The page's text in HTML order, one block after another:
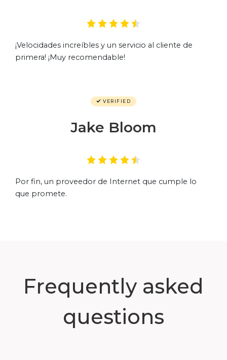
¡Velocidades increíbles y un servicio al cliente de
primera! ¡Muy recomendable!
VERIFIED
Jake Bloom
Por fin, un proveedor de Internet que cumple lo
que promete.
Frequently asked
questions